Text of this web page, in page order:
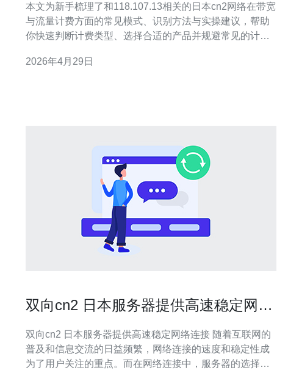
本文为新手梳理了和118.107.13相关的日本cn2网络在带宽
与流量计费方面的常见模式、识别方法与实操建议，帮助
你快速判断计费类型、选择合适的产品并规避常见的计费
见选项是什么？ 面向日本的CN2类线路在市场上常见的带
2026年4月29日
双向cn2 日本服务器提供高速稳定网络
双向cn2 日本服务器提供高速稳定网络连接 随着互联网的
普及和信息交流的日益频繁，网络连接的速度和稳定性成
为了用户关注的重点。而在网络连接中，服务器的选择至